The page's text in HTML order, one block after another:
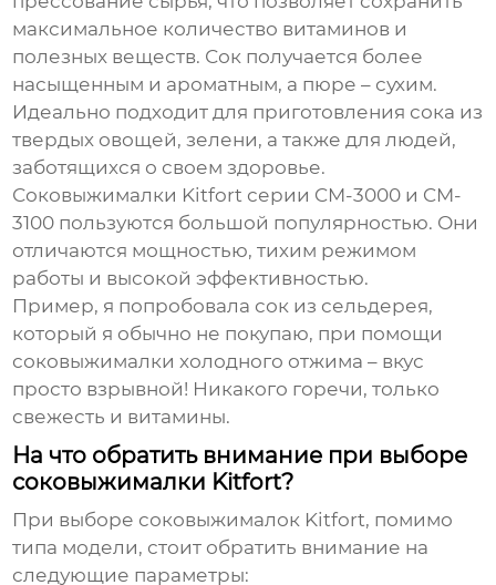
максимальное количество витаминов и
полезных веществ. Сок получается более
насыщенным и ароматным, а пюре – сухим.
Идеально подходит для приготовления сока из
твердых овощей, зелени, а также для людей,
заботящихся о своем здоровье.
Соковыжималки Kitfort серии CM-3000 и CM-
3100 пользуются большой популярностью. Они
отличаются мощностью, тихим режимом
работы и высокой эффективностью.
Пример, я попробовала сок из сельдерея,
который я обычно не покупаю, при помощи
соковыжималки холодного отжима – вкус
просто взрывной! Никакого горечи, только
свежесть и витамины.
На что обратить внимание при выборе
соковыжималки Kitfort?
При выборе соковыжималок Kitfort, помимо
типа модели, стоит обратить внимание на
следующие параметры: